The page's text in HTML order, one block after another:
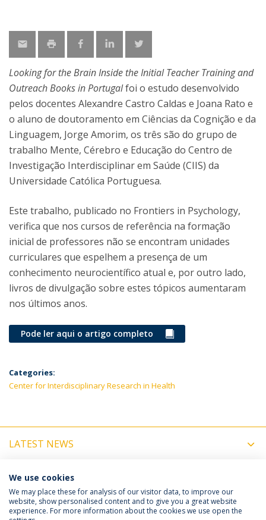
Looking for the Brain Inside the Initial Teacher Training and
Outreach Books in Portugalfoi o estudo desenvolvido
pelos docentes Alexandre Castro Caldas e Joana Rato e
o aluno de doutoramento em Ciências da Cognição e da
Linguagem, Jorge Amorim, os três são do grupo de
trabalho Mente, Cérebro e Educação do Centro de
Investigação Interdisciplinar em Saúde (CIIS) da
Universidade Católica Portuguesa.
Este trabalho, publicado no Frontiers in Psychology,
verifica que nos cursos de referência na formação
inicial de professores não se encontram unidades
curriculares que espelhem a presença de um
conhecimento neurocientífico atual e, por outro lado,
livros de divulgação sobre estes tópicos aumentaram
nos últimos anos.
Pode ler aqui o artigo completo
Categories:
Center for Interdisciplinary Research in Health
LATEST NEWS
UPCOMING EVENTS
Política de Privacidade Termos e Condições
We use cookies
We may place these for analysis of our visitor data, to improve our
website, show personalised content and to give you a great website
experience. For more information about the cookies we use open the